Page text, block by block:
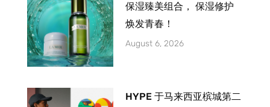
保湿臻美组合， 保湿修护
焕发青春！
August 6, 2026
HYPE 于马来西亚槟城第二